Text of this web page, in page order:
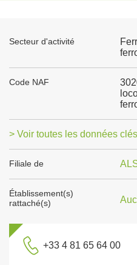
Secteur d'activité
Code NAF
> Voir toutes les données clés
Filiale de
Établissement(s)
rattaché(s)
+33 4 81 65 64 00